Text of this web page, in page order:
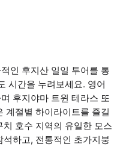
인 후지산 일일 투어를 통
시간을 누려보세요. 영어
후지야마 트윈 테라스 또
계절별 하이라이트를 즐길
호수 지역의 유일한 모스
하고, 전통적인 초가지붕